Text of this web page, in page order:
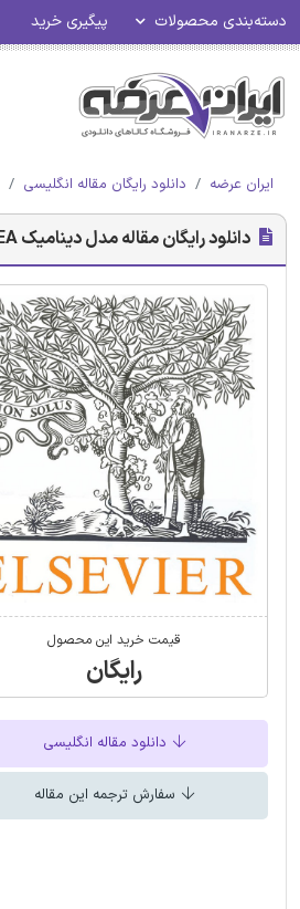
دسته‌بندی محصولات پیگیری خرید
ایران عرضه دانلود رایگان مقاله انگلیسی
دانلود رایگان مقاله مدل دینامیک DEA با ساختار شبکه برنامه کاربردی برای خطوط هوایی
قیمت خرید این محصول
رایگان
دانلود مقاله انگلیسی
سفارش ترجمه این مقاله